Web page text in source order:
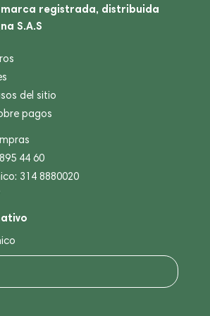
marca registrada, distribuida
S.A.S
del sitio
pagos
44 60
314 8880020